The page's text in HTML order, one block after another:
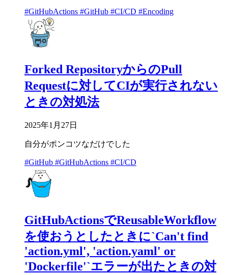
#GitHubActions #GitHub #CI/CD #Encoding
Forked RepositoryからのPull
Requestに対してCIが実行されない
ときの対処法
2025年1月27日
自分がポンコツなだけでした
#GitHub #GitHubActions #CI/CD
GitHubActionsでReusableWorkflow
を使おうとしたときに`Can't find
'action.yml', 'action.yaml' or
'Dockerfile'`エラーが出たときの対